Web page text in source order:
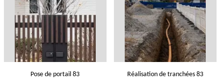
Pose de portail 83 Réalisation de tranchées 83